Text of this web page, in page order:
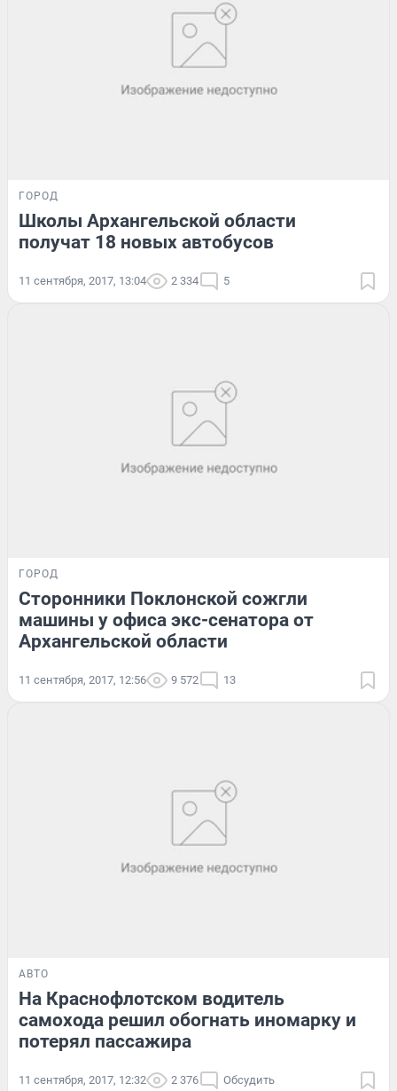
ГОРОД
Школы Архангельской области
получат 18 новых автобусов
11 сентября, 2017, 13:04 2 334 5
ГОРОД
Сторонники Поклонской сожгли
машины у офиса экс-сенатора от
Архангельской области
11 сентября, 2017, 12:56 9 572 13
АВТО
На Краснофлотском водитель
самохода решил обогнать иномарку и
потерял пассажира
11 сентября, 2017, 12:32 2 376 Обсудить